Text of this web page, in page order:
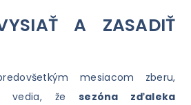
A ZASADIŤ
mesiacom zberu,
vedia, že sezóna zďaleka